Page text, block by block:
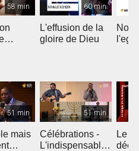
58 min 60 min
L'effusion de la
gloire de Dieu
51 min
mais
51 min
Célébrations -
L'indispensable
Le